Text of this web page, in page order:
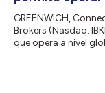
GREENWICH,
Brokers (Nasdaq:
que opera a nivel